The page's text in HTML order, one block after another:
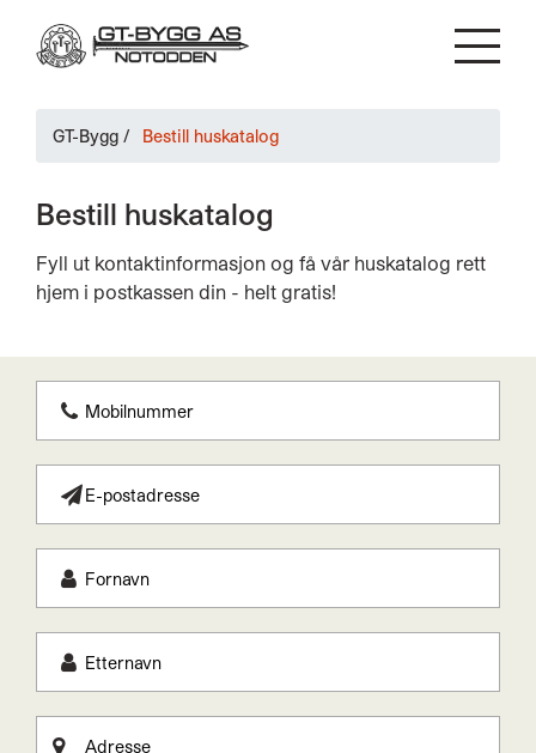
GT-Bygg / Bestill huskatalog
Bestill huskatalog
Fyll ut kontaktinformasjon og få vår huskatalog rett
hjem i postkassen din - helt gratis!